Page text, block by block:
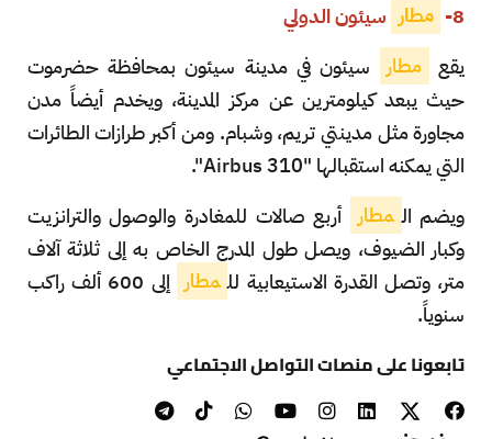
8- مطار سيئون الدولي
يقع مطار
سيئون في مدينة سيئون بمحافظة حضرموت
حيث يبعد كيلومترين عن مركز المدينة، ويخدم أيضاً مدن
مجاورة مثل مدينتي تريم، وشبام. ومن أكبر طرازات الطائرات
التي يمكنه استقبالها "Airbus 310".
ويضم ال مطار أربع صالات للمغادرة والوصول والترانزيت
وكبار الضيوف، ويصل طول المدرج الخاص به إلى ثلاثة آلاف
متر، وتصل القدرة الاستيعابية لل مطار
إلى 600 ألف راكب
سنوياً.
تابعونا على منصات التواصل الاجتماعي